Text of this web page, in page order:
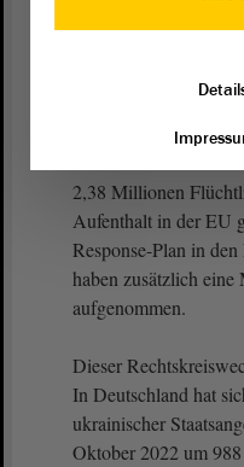
Ukraine beschäftigt,
Millionen Flüchtlinge
2,38 Millionen
Aufenthalt in der EU
Response-Plan in
haben zusätzlich
aufgenommen.
Dieser
In Deutschland hat
ukrainischer
Oktober 2022 um